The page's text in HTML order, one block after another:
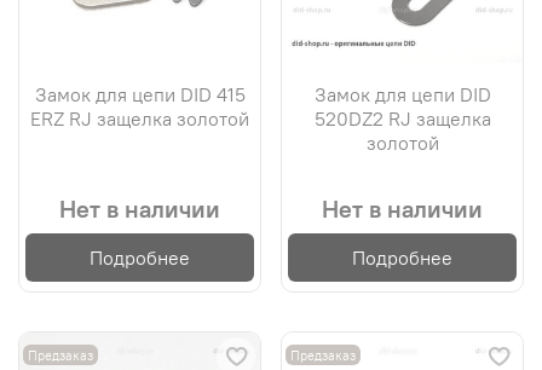
Замок для цепи DID 415
ERZ RJ защелка золотой
Нет в наличии
Подробнее
Замок для цепи DID
520DZ2 RJ защелка
золотой
Нет в наличии
Подробнее
Предзаказ Предзаказ